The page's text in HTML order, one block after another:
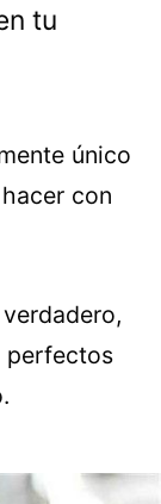
tu
único
con
perfectos